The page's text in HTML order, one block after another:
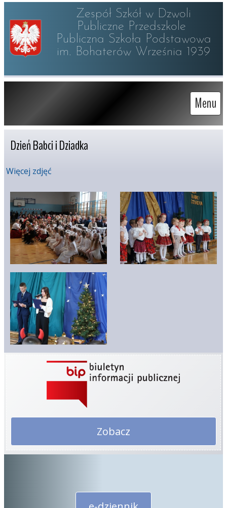
Zespół Szkół w Dzwoli
Publiczne Przedszkole
Publiczna Szkoła Podstawowa
im. Bohaterów Września 1939
Menu
Dzień Babci i Dziadka
Więcej zdjęć
Zobacz